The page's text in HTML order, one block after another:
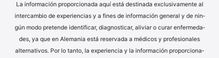
La infor­mación pro­por­cio­na­da aquí está desti­na­da exclu­si­v­a­men­te al
inter­cam­bio de expe­ri­en­ci­as y a fines de infor­mación gene­ral y de nin­
gún modo pre­ten­de iden­ti­fi­car, dia­gno­sti­car, ali­vi­ar o curar enfer­me­da­
des, ya que en Ale­ma­nia está reser­va­da a méd­icos y pro­fe­sio­na­les
alter­na­tivos. Por lo tan­to, la expe­ri­en­cia y la infor­mación pro­por­cio­na­